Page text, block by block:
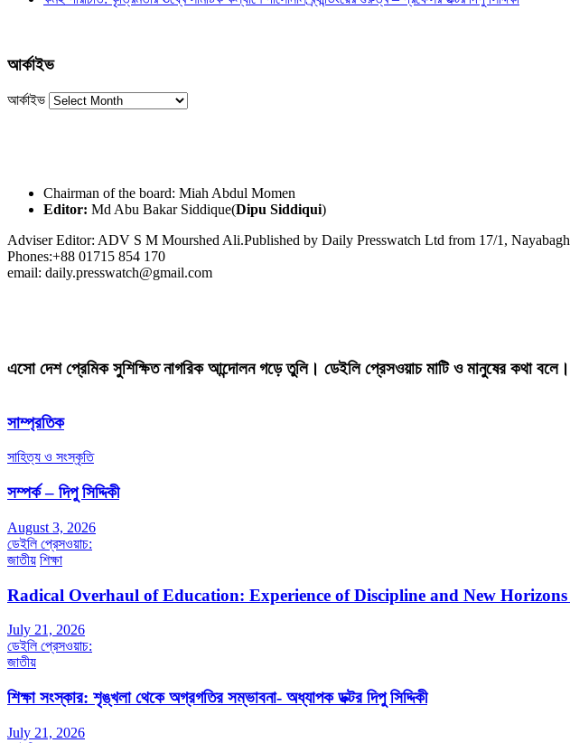
আর্কাইভ
আর্কাইভ
Chairman of the board: Miah Abdul Momen
Editor: Md Abu Bakar Siddique(Dipu Siddiqui)
Adviser Editor: ADV S M Mourshed Ali.Published by Daily Presswatch Ltd from 17/1,
Phones:+88 01715 854 170
email: daily.presswatch@gmail.com
এসো দেশ প্রেমিক সুশিক্ষিত নাগরিক আন্দোলন গড়ে তুলি। ডেইলি প্রেসওয়াচ মাটি ও মানুষের কথা বলে।
সাম্প্রতিক
সাহিত্য ও সংস্কৃতি
সম্পর্ক – দিপু সিদ্দিকী
August 3, 2026
ডেইলি প্রেসওয়াচ:
জাতীয় শিক্ষা
Radical Overhaul of Education: Experience of Discipline and New
July 21, 2026
ডেইলি প্রেসওয়াচ:
জাতীয়
শিক্ষা সংস্কার: শৃঙ্খলা থেকে অগ্রগতির সম্ভাবনা- অধ্যাপক ডক্টর দিপু সিদ্দিকী
July 21, 2026